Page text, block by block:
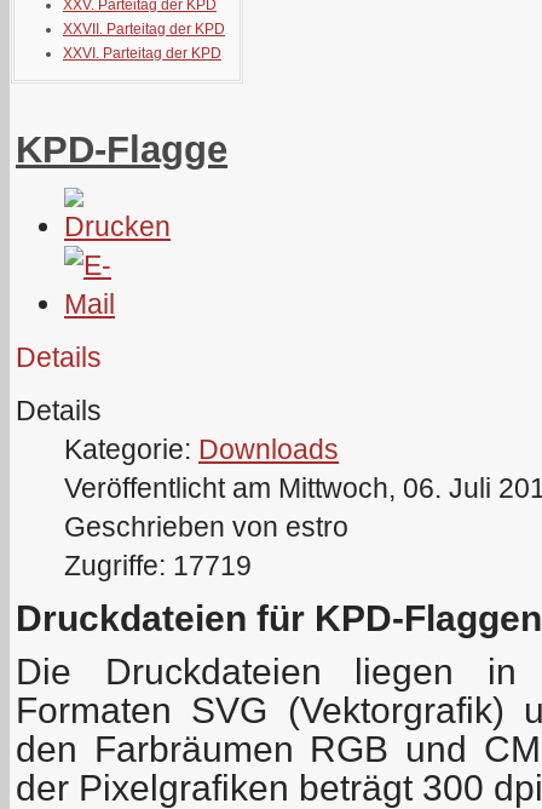
XXV. Parteitag der KPD
XXVII. Parteitag der KPD
XXVI. Parteitag der KPD
KPD-Flagge
Details
Details
Kategorie: Downloads
Veröffentlicht am Mittwoch, 06. Juli
Geschrieben von estro
Zugriffe: 17719
Druckdateien für KPD-
Die Druckdateien liegen
Formaten SVG (Vektorgrafik)
den Farbräumen RGB und
der Pixelgrafiken beträgt 300